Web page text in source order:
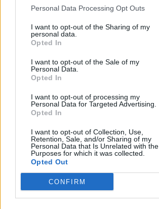
Personal Data Processing Opt Outs
I want to opt-out of the Sharing of my
personal data.
Opted In
I want to opt-out of the Sale of my
Personal Data.
Opted In
I want to opt-out of processing my
Personal Data for Targeted Advertising.
Opted In
I want to opt-out of Collection, Use,
Retention, Sale, and/or Sharing of my
Personal Data that Is Unrelated with the
Purposes for which it was collected.
Opted Out
CONFIRM
next time I comment.
Notify me of new posts by email.
- Advertisement -